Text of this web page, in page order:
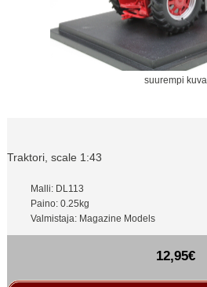
suurempi kuva
Traktori, scale 1:43
Malli: DL113
Paino: 0.25kg
Valmistaja: Magazine Models
12,95€